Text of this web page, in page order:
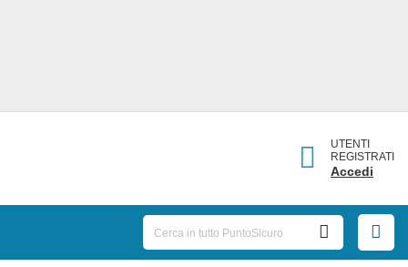
UTENTI
REGISTRATI
Accedi